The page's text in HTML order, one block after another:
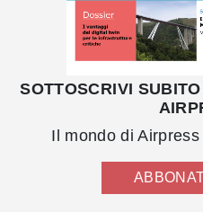
SOTTOSCRIVI
Il mondo di